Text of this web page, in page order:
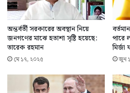
অন্তর্বর্তী সরকারের অবস্থান নিয়ে
জনগণের মাঝে হতাশা সৃষ্টি হয়েছে:
তারেক রহমান
মে ১৭, ২০২৫
পারে
জুন